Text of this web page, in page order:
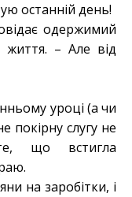
останній день!
одержимий
– Але від
уроці (а чи
покірну слугу не
що встигла
на заробітки, і